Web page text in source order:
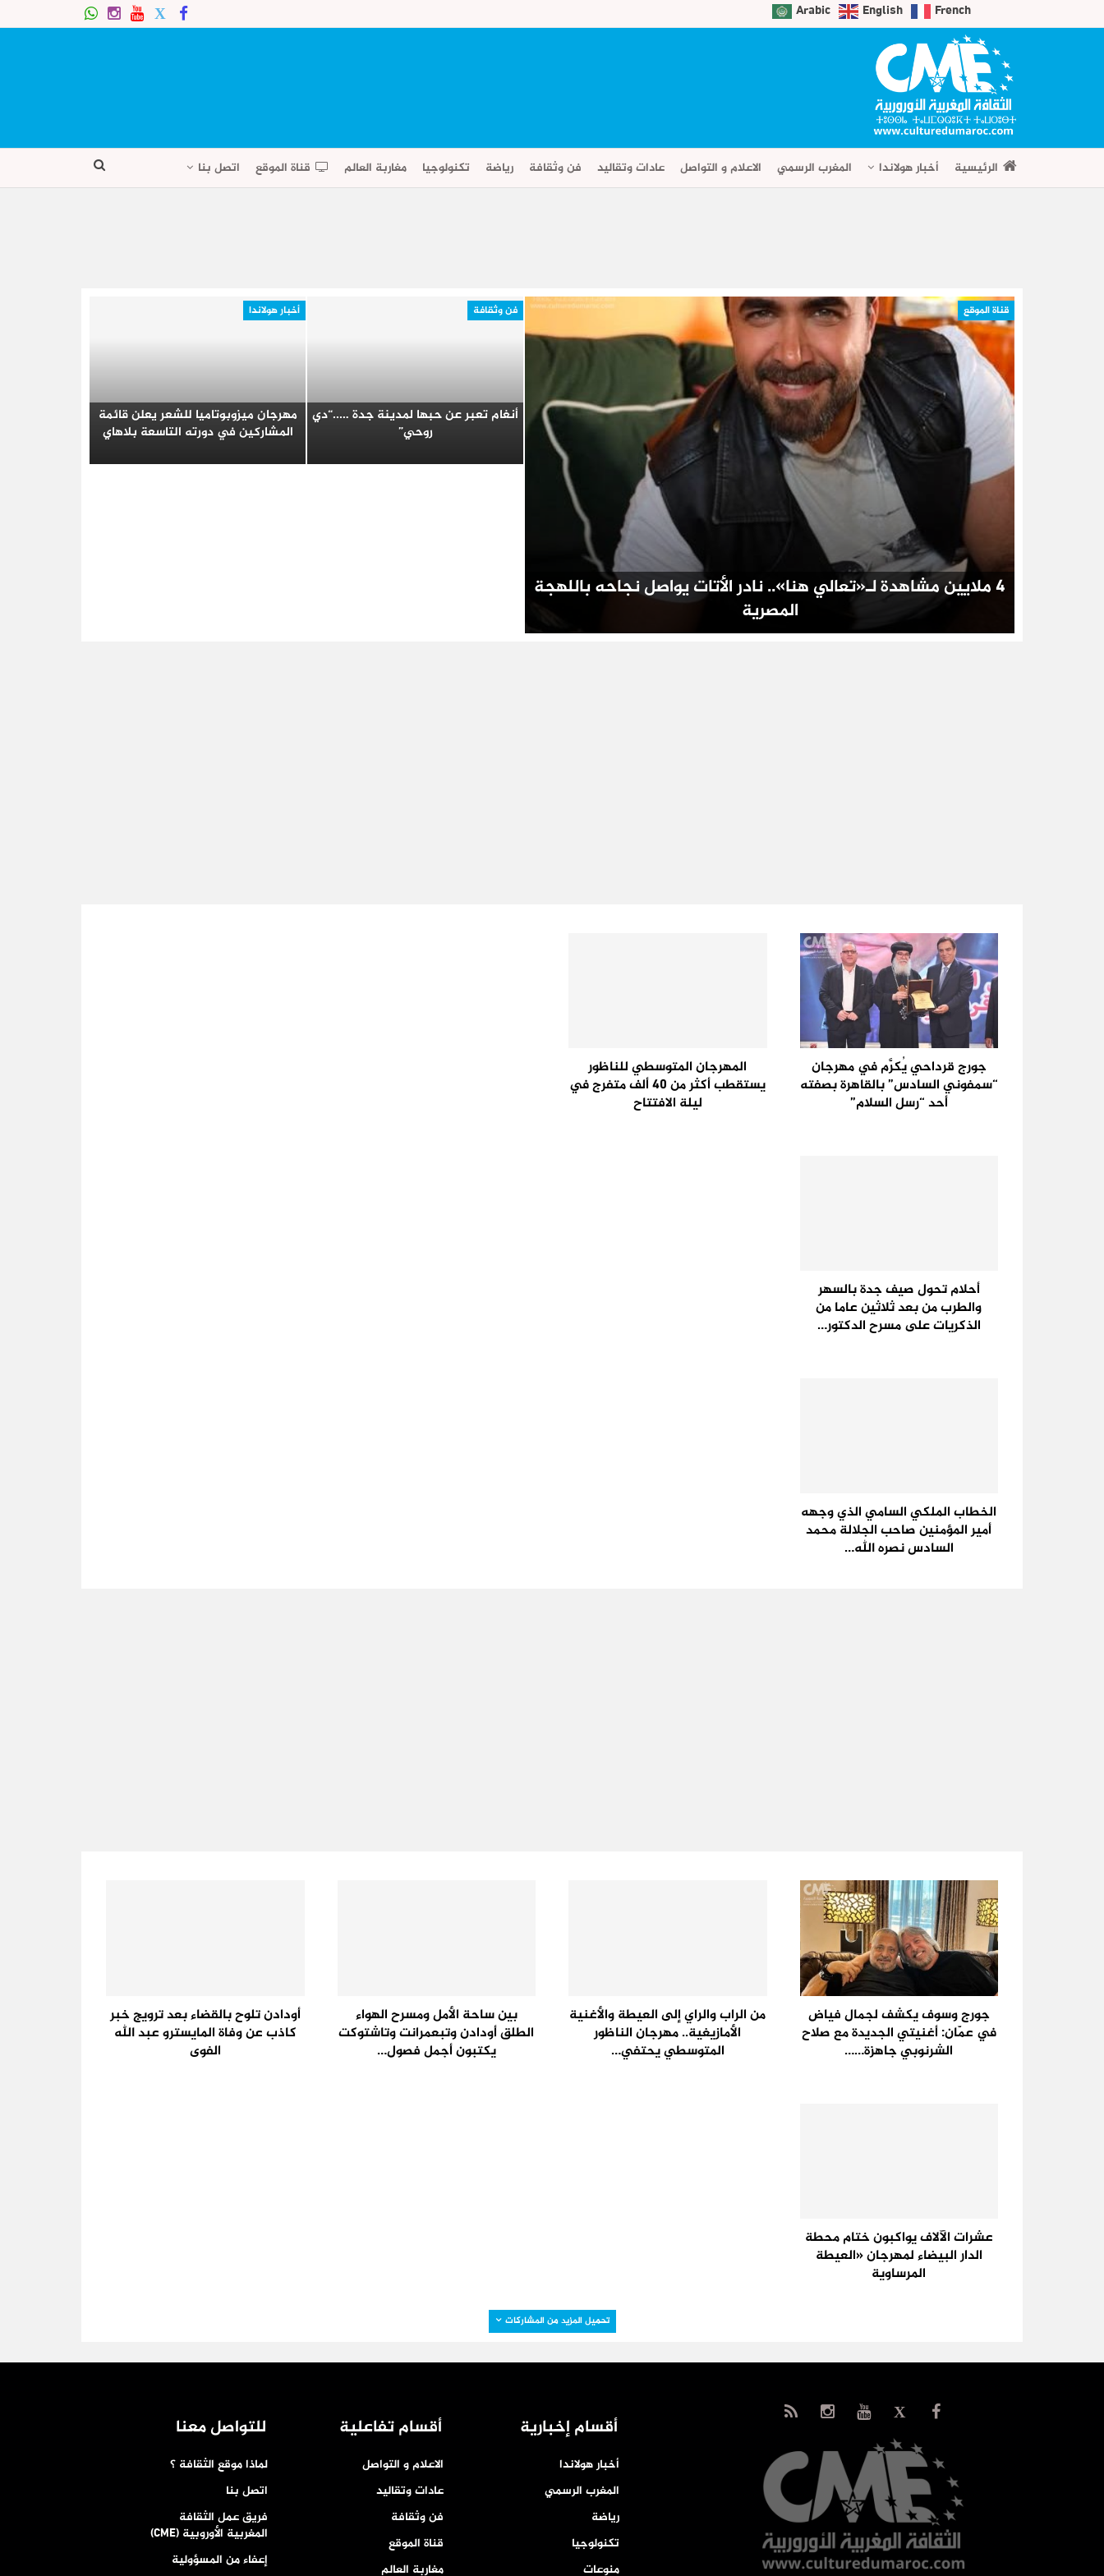
Arabic English French
الرئيسية أخبار هولاندا المغرب الرسمي الاعلام و التواصل عادات وتقاليد فن وثقافة رياضة تكنولوجيا مغاربة العالم قناة الموقع اتصل بنا
قناة الموقع
4 ملايين مشاهدة لـ«تعالي هنا».. نادر الأتات يواصل نجاحه باللهجة
المصرية
فن وثقافة
أنغام تعبر عن حبها لمدينة جدة …..“دي
روحي”
أخبار هولاندا
مهرجان ميزوبوتاميا للشعر يعلن قائمة
المشاركين في دورته التاسعة بلاهاي
جورج قرداحي يُكرَّم في مهرجان
“سمفوني السادس” بالقاهرة بصفته
أحد “رسل السلام”
المهرجان المتوسطي للناظور
يستقطب أكثر من 40 ألف متفرج في
ليلة الافتتاح
أحلام تحول صيف جدة بالسهر
والطرب من بعد ثلاثين عاما من
الذكريات على مسرح الدكتور…
الخطاب الملكي السامي الذي وجهه
أمير المؤمنين صاحب الجلالة محمد
السادس نصره الله…
جورج وسوف يكشف لجمال فياض
في عمّان: أغنيتي الجديدة مع صلاح
الشرنوبي جاهزة……
من الراب والراي إلى العيطة والأغنية
الأمازيغية.. مهرجان الناظور
المتوسطي يحتفي…
بين ساحة الأمل ومسرح الهواء
الطلق أودادن وتبعمرانت وتاشتوكت
يكتبون أجمل فصول…
أودادن تلوح بالقضاء بعد ترويج خبر
كاذب عن وفاة المايسترو عبد الله
الفوى
عشرات الآلاف يواكبون ختام محطة
الدار البيضاء لمهرجان «العيطة
المرساوية
تحميل المزيد من المشاركات
أقسام إخبارية
أخبار هولاندا
المغرب الرسمي
رياضة
تكنولوجيا
منوعات
أقسام تفاعلية
الاعلام و التواصل
عادات وتقاليد
فن وثقافة
قناة الموقع
مغاربة العالم
للتواصل معنا
لماذا موقع الثقافة ؟
اتصل بنا
فريق عمل الثقافة
المغربية الأوروبية (CME)
إعفاء من المسؤولية